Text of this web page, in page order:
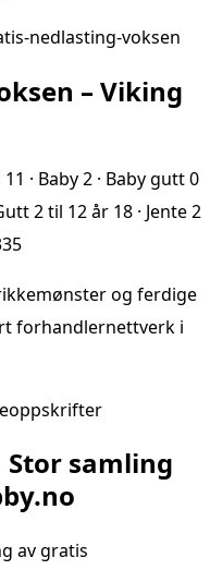
nedlasting-voksen
– Viking
· Baby 2 · Baby gutt 0
2 til 12 år 18 · Jente 2
og ferdige
forhandlernettverk i
samling
av gratis